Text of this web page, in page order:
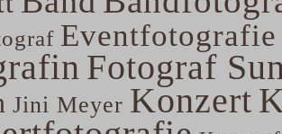
Eventfotografie
Fotograf
Jini Meyer Konzert